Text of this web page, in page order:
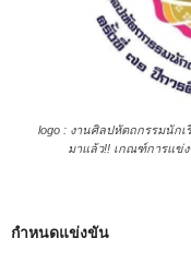
logo : งานศิลปหัตถกรรมนักเ
มาแล้ว!! เกณฑ์การแข่
กำหนดแข่งขัน